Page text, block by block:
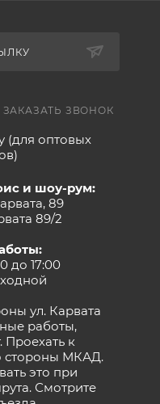
ЗАКАЗАТЬ ЗВОНОК
(для оптовых
и шоу-рум:
89
89/2
до 17:00
ул. Карвата
работы,
Проехать к
стороны МКАД.
это при
Смотрите